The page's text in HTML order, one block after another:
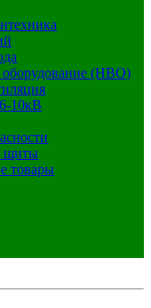
оборудование (НВО)
10кВ
щиты
товары